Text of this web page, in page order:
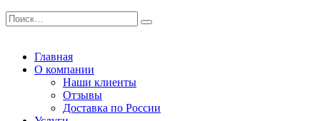
Главная
О компании
Наши клиенты
Отзывы
Доставка по России